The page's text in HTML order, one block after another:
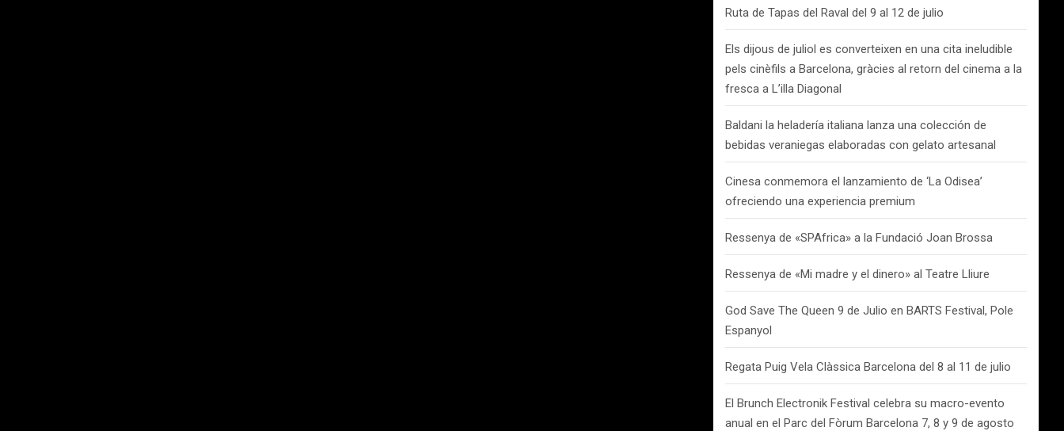
Ruta de Tapas del Raval del 9 al 12 de julio
Els dijous de juliol es converteixen en una cita ineludible
pels cinèfils a Barcelona, gràcies al retorn del cinema a la
fresca a L’illa Diagonal
Baldani la heladería italiana lanza una colección de
bebidas veraniegas elaboradas con gelato artesanal
Cinesa conmemora el lanzamiento de ‘La Odisea’
ofreciendo una experiencia premium
Ressenya de «SPAfrica» a la Fundació Joan Brossa
Ressenya de «Mi madre y el dinero» al Teatre Lliure
God Save The Queen 9 de Julio en BARTS Festival, Pole
Espanyol
Regata Puig Vela Clàssica Barcelona del 8 al 11 de julio
El Brunch Electronik Festival celebra su macro-evento
anual en el Parc del Fòrum Barcelona 7, 8 y 9 de agosto